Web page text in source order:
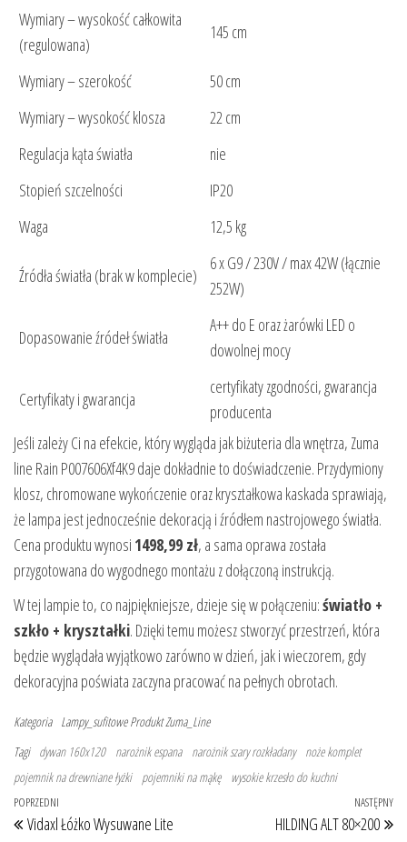
Wymiary – wysokość całkowita
(regulowana)
145 cm
Wymiary – szerokość
50 cm
Wymiary – wysokość klosza
22 cm
Regulacja kąta światła
nie
Stopień szczelności
IP20
Waga
12,5 kg
Źródła światła (brak w komplecie)
6 x G9 / 230V / max 42W (łącznie
252W)
Dopasowanie źródeł światła
A++ do E oraz żarówki LED o
dowolnej mocy
Certyfikaty i gwarancja
certyfikaty zgodności, gwarancja
producenta
Jeśli zależy Ci na efekcie, który wygląda jak biżuteria dla wnętrza, Zuma
line Rain P007606Xf4K9 daje dokładnie to doświadczenie. Przydymiony
klosz, chromowane wykończenie oraz kryształkowa kaskada sprawiają,
że lampa jest jednocześnie dekoracją i źródłem nastrojowego światła.
Cena produktu wynosi 1498,99 zł, a sama oprawa została
przygotowana do wygodnego montażu z dołączoną instrukcją.
W tej lampie to, co najpiękniejsze, dzieje się w połączeniu:światło +
szkło + kryształki. Dzięki temu możesz stworzyć przestrzeń, która
będzie wyglądała wyjątkowo zarówno w dzień, jak i wieczorem, gdy
dekoracyjna poświata zaczyna pracować na pełnych obrotach.
Kategoria Lampy_sufitowe ProduktZuma_Line
Tagi dywan 160x120 narożnik espana narożnik szary rozkładany
noże komplet
pojemnik na drewniane łyżki
pojemniki na mąkę wysokie krzesło do kuchni
Nawigacja wpisu
Poprzedni wpis
POPRZEDNI
Vidaxl Łóżko Wysuwane Lite
NASTĘPNY
HILDING ALT 80×200